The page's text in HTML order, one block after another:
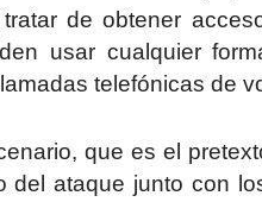
de obtener
usar cualquier
telefónicas de
que es el
del ataque junto con